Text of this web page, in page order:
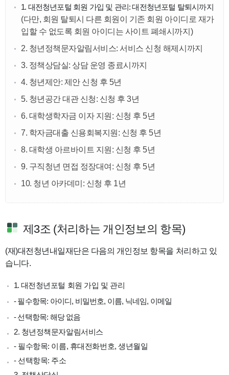
1. 대전청년포털 회원 가입 및 관리: 대전청년포털 탈퇴시까지
(다만, 회원 탈퇴시 다른 회원이 기존 회원 아이디로 재가
입할 수 없도록 회원 아이디는 사이트 폐쇄시까지)
2. 청년정책문자알림서비스: 서비스 신청 해제시까지
3. 정책상담실: 상담 운영 종료시까지
4. 청년제안: 제안 신청 후 5년
5. 청년공간 대관 신청: 신청 후 3년
6. 대학생학자금 이자 지원: 신청 후 5년
7. 학자금대출 신용회복지원: 신청 후 5년
8. 대학생 아르바이트 지원: 신청 후 5년
9. 구직청년 면접 정장대여: 신청 후 5년
10. 청년 아카데미: 신청 후 1년
제3조 (처리하는 개인정보의 항목)
(재)대전청년내일재단은 다음의 개인정보 항목을 처리하고 있
습니다.
1. 대전청년포털 회원 가입 및 관리
- 필수항목: 아이디, 비밀번호, 이름, 닉네임, 이메일
- 선택항목: 해당 없음
2. 청년정책문자알림서비스
- 필수항목: 이름, 휴대전화번호, 생년월일
- 선택항목: 주소